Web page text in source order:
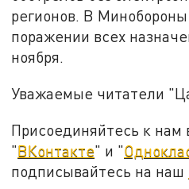
регионов. В
поражении всех
ноября.
Уважаемые читатели
Присоединяйтесь к нам
"ВКонтакте" и "
подписывайтесь на наш